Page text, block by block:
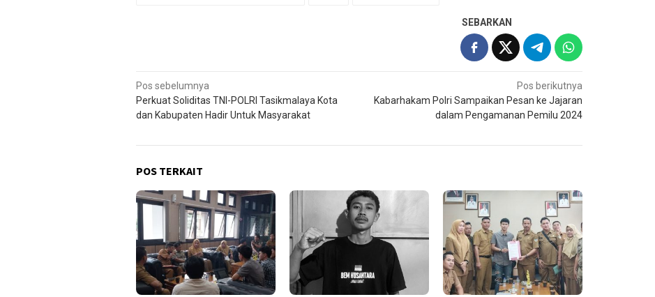
SEBARKAN
Navigasi
pos
Pos sebelumnya
Perkuat Soliditas TNI-POLRI Tasikmalaya Kota
dan Kabupaten Hadir Untuk Masyarakat
Pos berikutnya
Kabarhakam Polri Sampaikan Pesan ke Jajaran
dalam Pengamanan Pemilu 2024
POS TERKAIT